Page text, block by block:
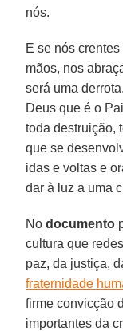
nós.
E se nós
mãos, nos
será uma
Deus que é o
toda destruição,
que se
idas e voltas e
dar à luz a uma
Nodocumento
cultura que
paz, da justiça,
fraternidade
firme convicção
importantes da